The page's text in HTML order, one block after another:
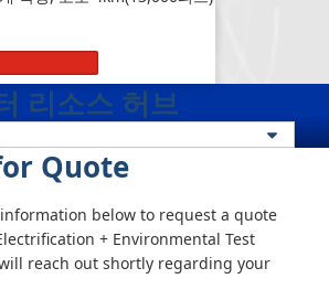
리소스 허브
Quote
below to request a quote
+ Environmental Test
reach out shortly regarding your